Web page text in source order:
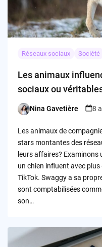
Réseaux sociaux Société
Les animaux
sociaux ou
Posted
Nina Gavetière 8
Les animaux de
stars montantes des
leurs affaires? Examinons
un chien influent avec plus
TikTok. Swaggy a sa
sont comptabilisées
son…